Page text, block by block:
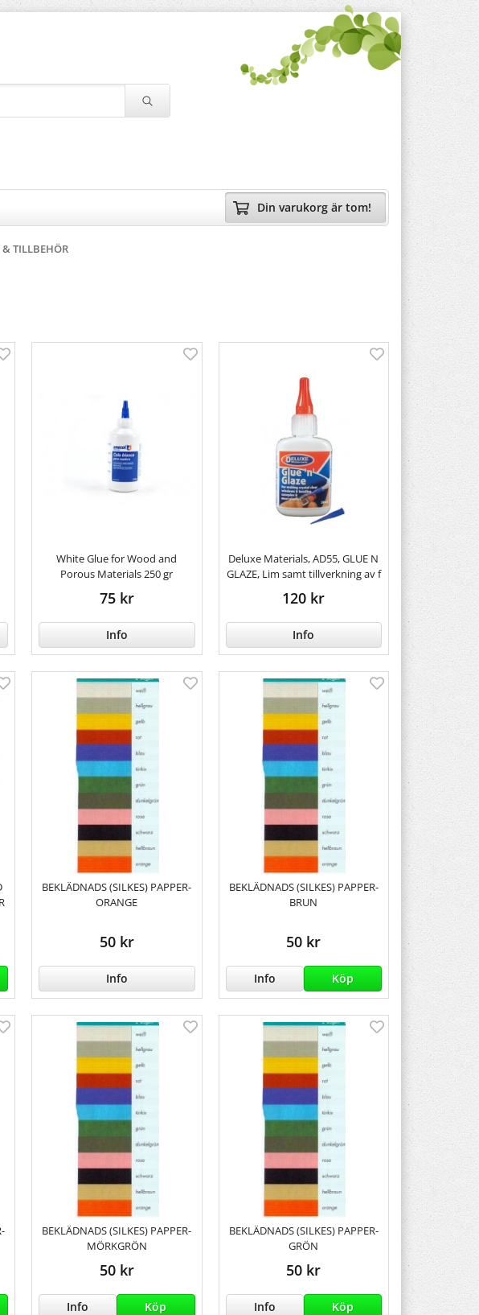
Din varukorg är tom!
TILLBEHÖR
White Glue for Wood and
Porous Materials 250 gr
75 kr
Info
Deluxe Materials, AD55, GLUE N
GLAZE, Lim samt tillverkning av f
120 kr
Info
BEKLÄDNADS (SILKES) PAPPER-
ORANGE
50 kr
Info
BEKLÄDNADS (SILKES) PAPPER-
BRUN
50 kr
Info Köp
BEKLÄDNADS (SILKES) PAPPER-
MÖRKGRÖN
50 kr
Info Köp
BEKLÄDNADS (SILKES) PAPPER-
GRÖN
50 kr
Info Köp